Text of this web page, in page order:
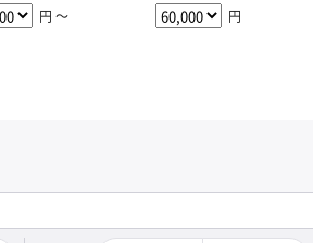
円 ～ 円